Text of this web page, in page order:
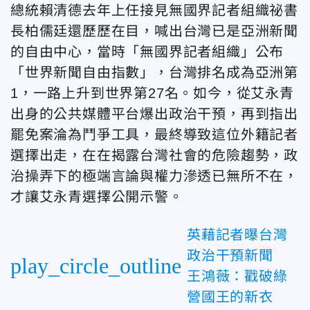
總統賴清德去年上任接見無國界記者組織祕書
長柏儒廷還歷歷在目，喊出台灣已是亞洲新聞
的自由中心，當時「無國界記者組織」公布
「世界新聞自由指數」，台灣排名成為亞洲第
1，一路上升到世界第27名。如今，從艾永青
出身的公共媒體平台爆出政治干預，再到指出
罷免案淪為鬥爭工具，最終導致這位外籍記者
選擇出走，在在揭露台灣社會的危險趨勢，政
治操弄下的極端言論與權力滲透已無所不在，
才讓艾永青選擇公開示警。
play_circle_outline
英藉記者曝台灣
政治干預新聞
王鴻薇：戳破綠
營國王的新衣